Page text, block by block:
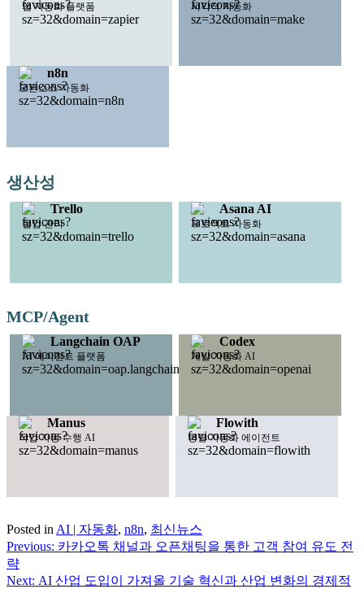
앱 자동화 플랫폼 시각적 자동화
n8n
오픈소스 자동화
생산성
Trello
협업 관리
Asana AI
프로젝트 자동화
MCP/Agent
Langchain OAP
AI 에이전트 플랫폼
Codex
개발 자동화 AI
Manus
작업 자동 수행 AI
Flowith
병렬 자동화 에이전트
Posted in AI | 자동화, n8n, 최신뉴스
글
탐
Previous: 카카오톡 채널과 오픈채팅을 통한 고객 참여 유도 전
략
Next: AI 산업 도입이 가져올 기술 혁신과 산업 변화의 경제적